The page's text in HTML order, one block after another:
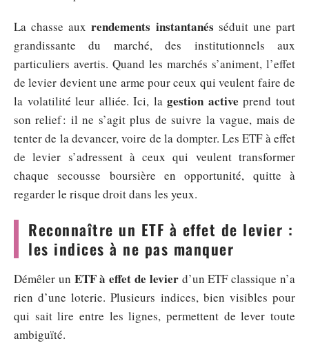
La chasse auxrendements instantanés séduit une part
grandissante du marché, des institutionnels aux
particuliers avertis. Quand les marchés s’animent, l’effet
de levier devient une arme pour ceux qui veulent faire de
la volatilité leur alliée. Ici, lagestion active prend tout
son relief : il ne s’agit plus de suivre la vague, mais de
tenter de la devancer, voire de la dompter. Les ETF à effet
de levier s’adressent à ceux qui veulent transformer
chaque secousse boursière en opportunité, quitte à
regarder le risque droit dans les yeux.
Reconnaître un ETF à effet de levier :
les indices à ne pas manquer
Démêler un ETF à effet de levierd’un ETF classique n’a
rien d’une loterie. Plusieurs indices, bien visibles pour
qui sait lire entre les lignes, permettent de lever toute
ambiguïté.